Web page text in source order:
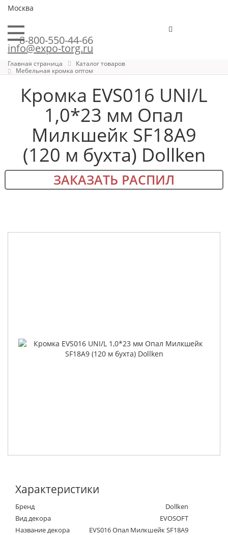
Москва
8-800-550-44-66
info@expo-torg.ru
Главная страница
Каталог товаров
Мебельная кромка оптом
Кромка EVS016 UNI/L
1,0*23 мм Опал
Милкшейк SF18A9
(120 м бухта) Dollken
ЗАКАЗАТЬ РАСПИЛ
Характеристики
Бренд
Dollken
Вид декора
EVOSOFT
Название декора
EVS016 Опал Милкшейк SF18A9